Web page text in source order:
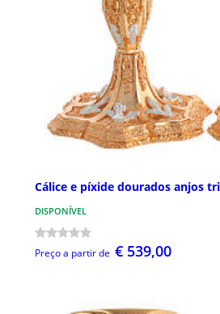
Cálice e píxide dourados anjos
DISPONÍVEL
Preço a partir de € 539,00